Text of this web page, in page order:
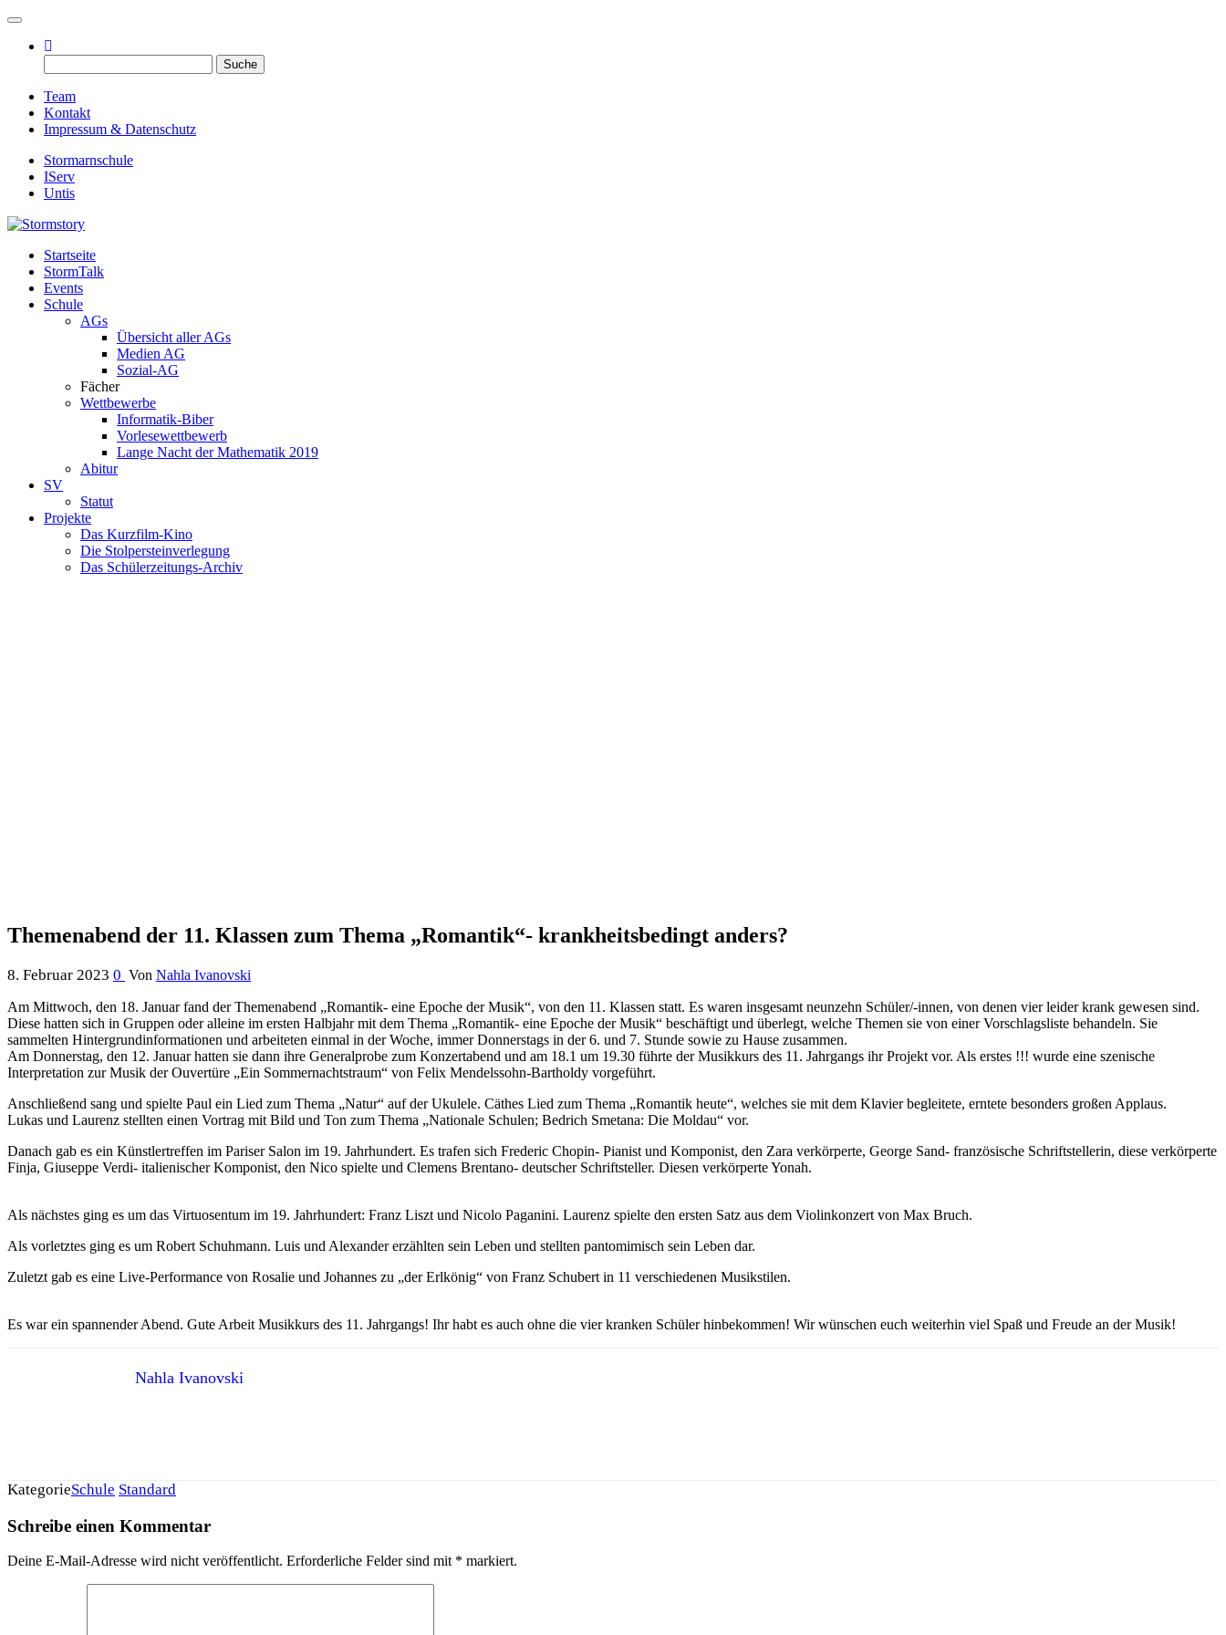
Toggle navigation
nach:
Team
Kontakt
Impressum & Datenschutz
Stormarnschule
IServ
Untis
Stormstory
Eure digitale Schülerzeitung
Startseite
StormTalk
Events
Schule
AGs
Übersicht aller AGs
Medien AG
Sozial-AG
Fächer
Wettbewerbe
Informatik-Biber
Vorlesewettbewerb
Lange Nacht der Mathematik 2019
Abitur
SV
Statut
Projekte
Das Kurzfilm-Kino
Die Stolpersteinverlegung
Das Schülerzeitungs-Archiv
Themenabend der 11. Klassen zum Thema „Romantik“- krankheitsbedingt anders?
8. Februar 2023 0 Von Nahla Ivanovski
Am Mittwoch, den 18. Januar fand der Themenabend „Romantik- eine Epoche der Musik“, von den 11. Klassen statt. Es waren insgesamt neunzehn Schüler/-innen, von denen vier leider krank gewesen sind.
Diese hatten sich in Gruppen oder alleine im ersten Halbjahr mit dem Thema „Romantik- eine Epoche der Musik“ beschäftigt und überlegt, welche Themen sie von einer Vorschlagsliste behandeln. Sie
sammelten Hintergrundinformationen und arbeiteten einmal in der Woche, immer Donnerstags in der 6. und 7. Stunde sowie zu Hause zusammen.
Am Donnerstag, den 12. Januar hatten sie dann ihre Generalprobe zum Konzertabend und am 18.1 um 19.30 führte der Musikkurs des 11. Jahrgangs ihr Projekt vor. Als erstes !!! wurde eine szenische
Interpretation zur Musik der Ouvertüre „Ein Sommernachtstraum“ von Felix Mendelssohn-Bartholdy vorgeführt.
Anschließend sang und spielte Paul ein Lied zum Thema „Natur“ auf der Ukulele. Cäthes Lied zum Thema „Romantik heute“, welches sie mit dem Klavier begleitete, erntete besonders großen Applaus.
Lukas und Laurenz stellten einen Vortrag mit Bild und Ton zum Thema „Nationale Schulen; Bedrich Smetana: Die Moldau“ vor.
Danach gab es ein Künstlertreffen im Pariser Salon im 19. Jahrhundert. Es trafen sich Frederic Chopin- Pianist und Komponist, den Zara verkörperte, George Sand- französische Schriftstellerin, diese verkörperte
Finja, Giuseppe Verdi- italienischer Komponist, den Nico spielte und Clemens Brentano- deutscher Schriftsteller. Diesen verkörperte Yonah.
Als nächstes ging es um das Virtuosentum im 19. Jahrhundert: Franz Liszt und Nicolo Paganini. Laurenz spielte den ersten Satz aus dem Violinkonzert von Max Bruch.
Als vorletztes ging es um Robert Schuhmann. Luis und Alexander erzählten sein Leben und stellten pantomimisch sein Leben dar.
Zuletzt gab es eine Live-Performance von Rosalie und Johannes zu „der Erlkönig“ von Franz Schubert in 11 verschiedenen Musikstilen.
Es war ein spannender Abend. Gute Arbeit Musikkurs des 11. Jahrgangs! Ihr habt es auch ohne die vier kranken Schüler hinbekommen! Wir wünschen euch weiterhin viel Spaß und Freude an der Musik!
Nahla Ivanovski
KategorieSchule Standard
Schreibe einen Kommentar
Deine E-Mail-Adresse wird nicht veröffentlicht. Erforderliche Felder sind mit * markiert.